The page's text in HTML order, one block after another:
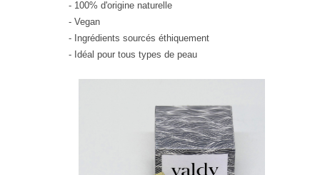
- 100% d'origine naturelle
- Vegan
- Ingrédients sourcés éthiquement
- Idéal pour tous types de peau